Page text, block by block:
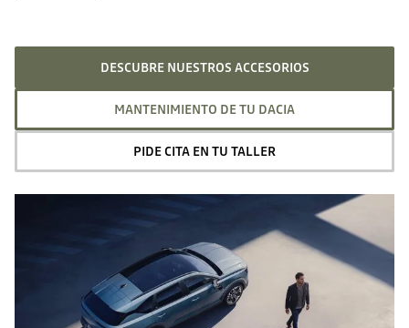
DESCUBRE NUESTROS ACCESORIOS
MANTENIMIENTO DE TU DACIA
PIDE CITA EN TU TALLER